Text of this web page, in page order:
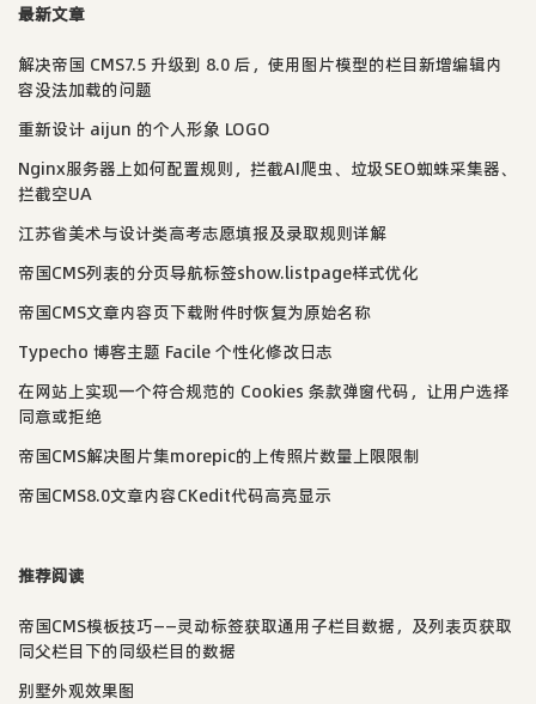
最新文章
解决帝国 CMS7.5 升级到 8.0 后，使用图片模型的栏目新增编辑内
容没法加载的问题
重新设计 aijun 的个人形象 LOGO
Nginx服务器上如何配置规则，拦截AI爬虫、垃圾SEO蜘蛛采集器、
拦截空UA
江苏省美术与设计类高考志愿填报及录取规则详解
帝国CMS列表的分页导航标签show.listpage样式优化
帝国CMS文章内容页下载附件时恢复为原始名称
Typecho 博客主题 Facile 个性化修改日志
在网站上实现一个符合规范的 Cookies 条款弹窗代码，让用户选择
同意或拒绝
帝国CMS解决图片集morepic的上传照片数量上限限制
帝国CMS8.0文章内容CKedit代码高亮显示
推荐阅读
帝国CMS模板技巧——灵动标签获取通用子栏目数据，及列表页获取
同父栏目下的同级栏目的数据
别墅外观效果图